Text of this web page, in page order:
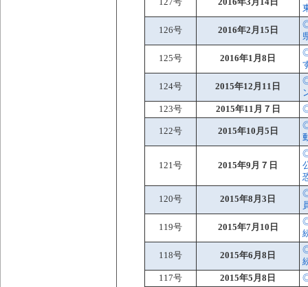
126号 2016年2月15日
125号 2016年1月8日
124号 2015年12月11日
123号
2015年11月７日
122号 2015年10月5日
121号 2015年9月７日
120号 2015年8月3日
119号 2015年7月10日
118号 2015年6月8日
117号
2015年5月8日